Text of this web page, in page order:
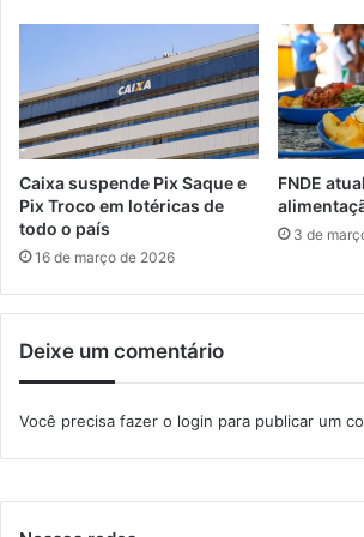
a
u
c
a
ç
ã
o
B
s
c
T
n
7
m
o
t
o
r
i
s
a
e
m
r
g
Caixa suspende Pix Saque e
Pix Troco em lotéricas de
todo o país
16 de março de 2026
FNDE
3 de
Deixe um comentário
Você precisa fazer o login para publicar um